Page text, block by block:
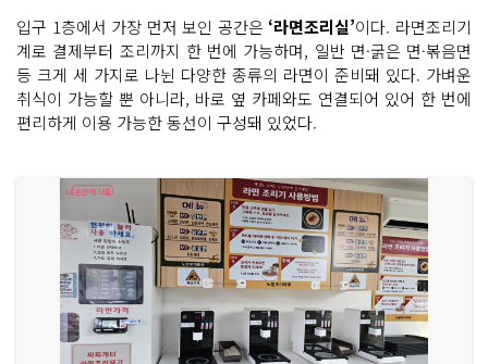
입구 1층에서 가장 먼저 보인 공간은 ‘라면조리실’이다. 라면조리기
계로 결제부터 조리까지 한 번에 가능하며, 일반 면·굵은 면·볶음면
등 크게 세 가지로 나뉜 다양한 종류의 라면이 준비돼 있다. 가벼운
취식이 가능할 뿐 아니라, 바로 옆 카페와도 연결되어 있어 한 번에
편리하게 이용 가능한 동선이 구성돼 있었다.